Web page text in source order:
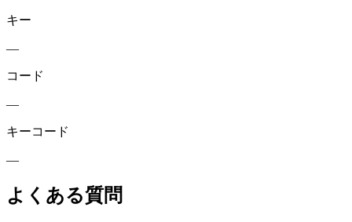
キー
—
コード
—
キーコード
—
よくある質問